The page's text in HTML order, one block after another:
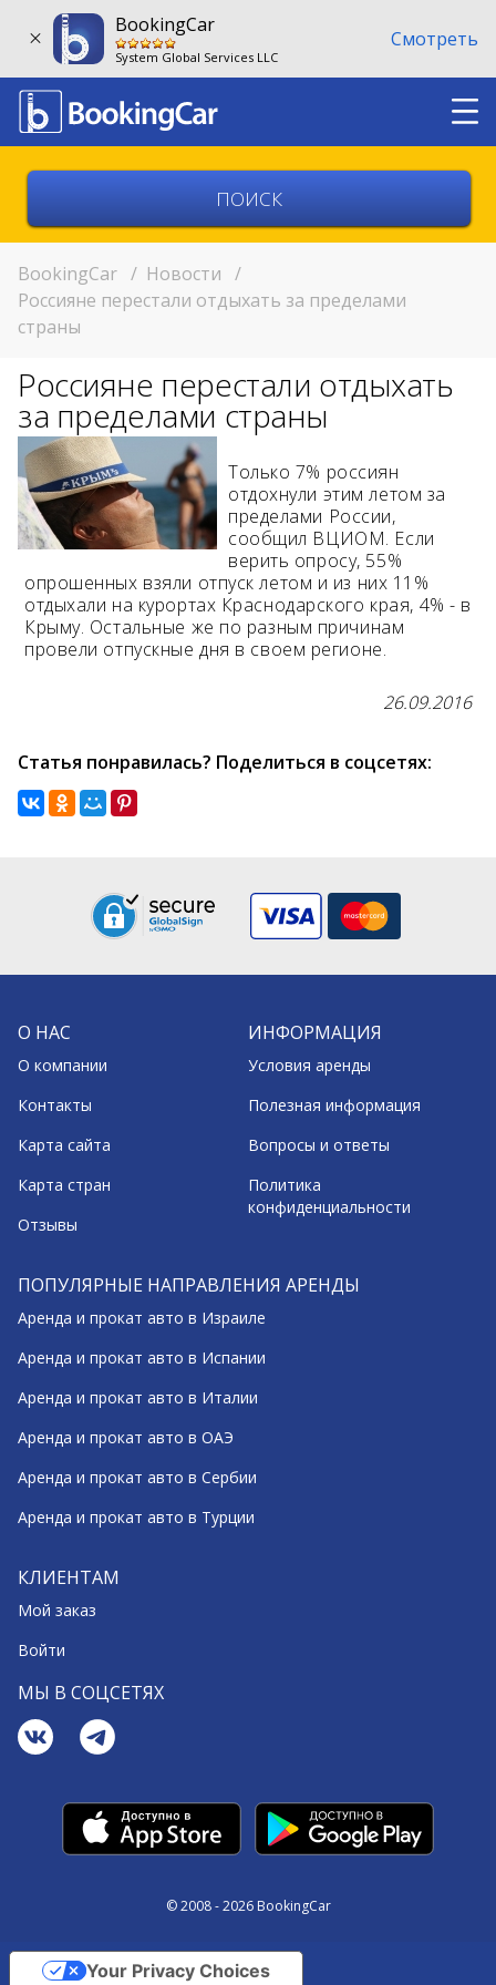
BookingCar
System Global Services LLC
Смотреть
Выберите город
Выберите место
Возврат в другом месте?
11:00
11:00
Возраст 25-70 лет?
BookingCar / Новости /
Россияне перестали отдыхать за пределами
страны
Россияне перестали отдыхать
за пределами страны
Только 7% россиян
отдохнули этим летом за
пределами России,
сообщил ВЦИОМ. Если
верить опросу, 55%
опрошенных взяли отпуск летом и из них 11%
отдыхали на курортах Краснодарского края, 4% - в
Крыму. Остальные же по разным причинам
провели отпускные дня в своем регионе.
26.09.2016
Статья понравилась? Поделиться в соцсетях:
О НАС
О компании
Контакты
Карта сайта
Карта стран
Отзывы
ИНФОРМАЦИЯ
Условия аренды
Полезная информация
Вопросы и ответы
Политика
конфиденциальности
ПОПУЛЯРНЫЕ НАПРАВЛЕНИЯ АРЕНДЫ
Аренда и прокат авто в Израиле
Аренда и прокат авто в Испании
Аренда и прокат авто в Италии
Аренда и прокат авто в ОАЭ
Аренда и прокат авто в Сербии
Аренда и прокат авто в Турции
КЛИЕНТАМ
Мой заказ
Войти
МЫ В СОЦСЕТЯХ
© 2008 - 2026 BookingCar
Your Privacy Choices